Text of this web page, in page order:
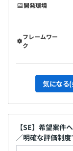
開発環境
フレームワー
ク
気になる
【SE】希望案
／明確な評価制